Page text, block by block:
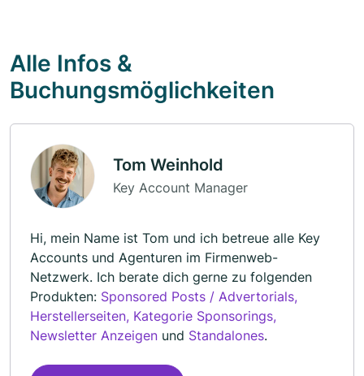
Alle Infos &
Buchungsmöglichkeiten
Tom Weinhold
Key Account Manager
Hi, mein Name ist Tom und ich betreue alle Key
Accounts und Agenturen im Firmenweb-
Netzwerk. Ich berate dich gerne zu folgenden
Produkten: Sponsored Posts / Advertorials,
Herstellerseiten, Kategorie Sponsorings,
Newsletter Anzeigen und Standalones.